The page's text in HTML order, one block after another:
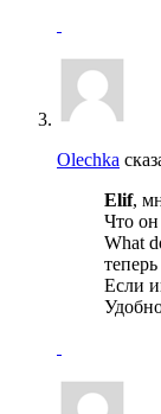
Olechka
Elif,
Что он
What
Если